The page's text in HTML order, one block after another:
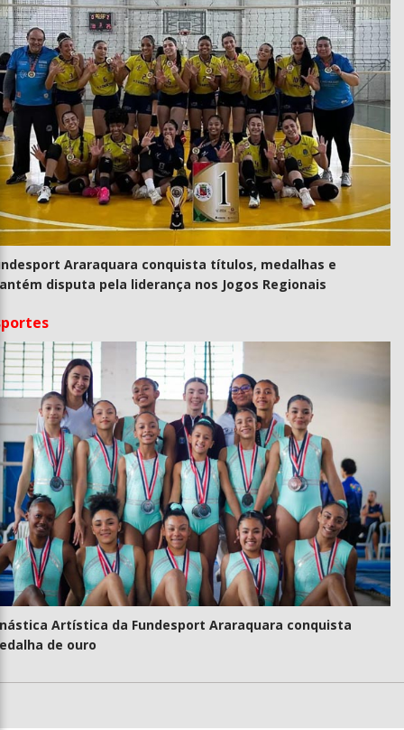
Araraquara conquista títulos, medalhas e
disputa pela liderança nos Jogos Regionais
Artística da Fundesport Araraquara conquista
de ouro